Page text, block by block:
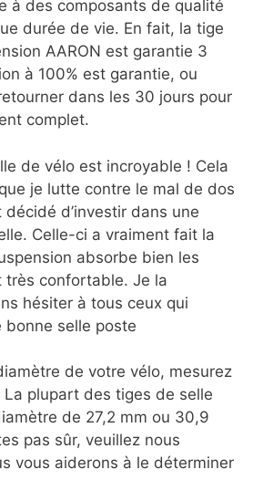
à des composants de qualité
durée de vie. En fait, la tige
AARON est garantie 3
à 100% est garantie, ou
dans les 30 jours pour
complet.
de vélo est incroyable ! Cela
je lutte contre le mal de dos
décidé d’investir dans une
Celle-ci a vraiment fait la
absorbe bien les
très confortable. Je la
hésiter à tous ceux qui
bonne selle poste
de votre vélo, mesurez
plupart des tiges de selle
de 27,2 mm ou 30,9
pas sûr, veuillez nous
vous aiderons à le déterminer